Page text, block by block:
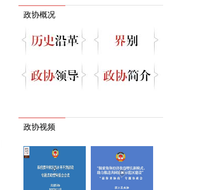
政协概况
政协视频